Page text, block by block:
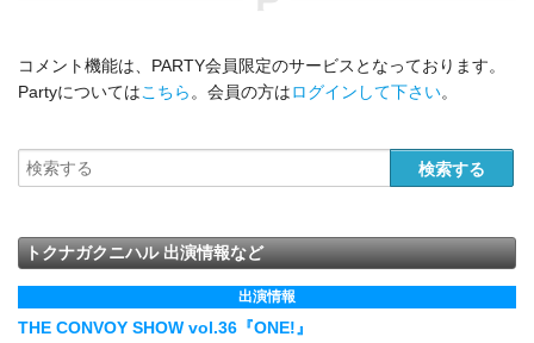
コメント機能は、PARTY会員限定のサービスとなっております。
Partyについてはこちら 。会員の方はログインして下さい。
トクナガクニハル 出演情報など
出演情報
THE CONVOY SHOW vol.36『ONE!』